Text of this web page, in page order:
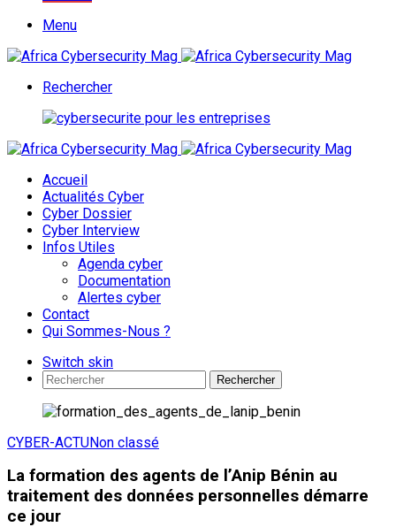
Menu
Rechercher
Accueil
Actualités Cyber
Cyber Dossier
Cyber Interview
Infos Utiles
Agenda cyber
Documentation
Alertes cyber
Contact
Qui Sommes-Nous ?
Switch skin
Rechercher
CYBER-ACTUNon classé
La formation des agents de l’Anip Bénin au
traitement des données personnelles démarre
ce jour